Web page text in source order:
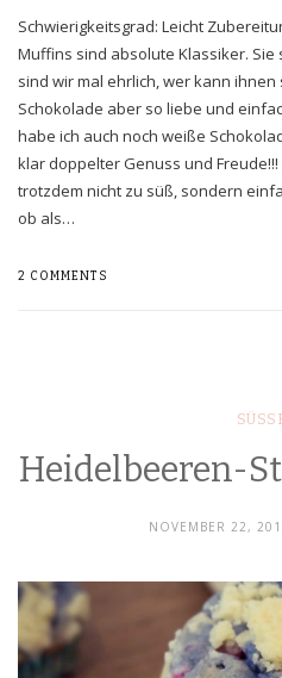
Schwierigkeitsgrad: Leicht
Muffins sind absolute Klassiker. Sie
sind wir mal ehrlich, wer kann
Schokolade aber so liebe und
habe ich auch noch weiße
klar doppelter Genuss und
trotzdem nicht zu süß, sondern
ob als…
2 COMMENTS
Heidelbeeren-
NOVEMBER 22,